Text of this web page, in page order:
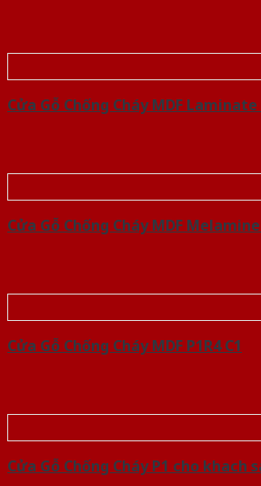
Cửa Gỗ Chống Cháy MDF Laminate
Cửa Gỗ Chống Cháy MDF Melamine
Cửa Gỗ Chống Cháy MDF P1R4 C1
Cửa Gỗ Chống Cháy P1 cho khach